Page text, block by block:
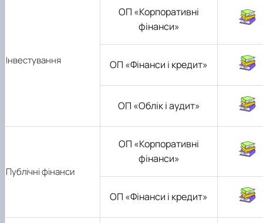
Інвестування
ОП «Корпоративні
фінанси»
ОП «Фінанси і кредит»
ОП «Облік і аудит»
Публічні фінанси
ОП «Корпоративні
фінанси»
ОП «Фінанси і кредит»